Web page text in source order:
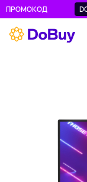
ПРОМОКОД